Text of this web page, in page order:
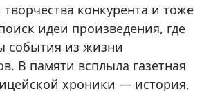
конкурента и тоже
идеи произведения, где
события из жизни
В памяти всплыла газетная
хроники — история,